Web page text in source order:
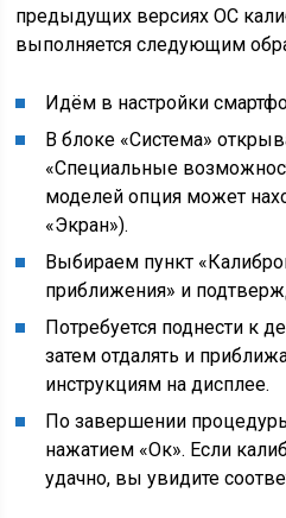
предыдущих версиях ОС
выполняется следующим
Идём в настройки
В блоке «Система»
«Специальные
моделей опция может
«Экран»).
Выбираем пункт
приближения» и
Потребуется поднести к
затем отдалять и
инструкциям на дисплее.
По завершении
нажатием «Ок». Если
удачно, вы увидите